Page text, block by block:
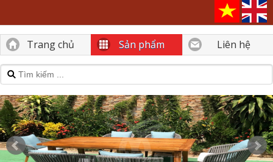
Trang chủ Sản phẩm Liên hệ